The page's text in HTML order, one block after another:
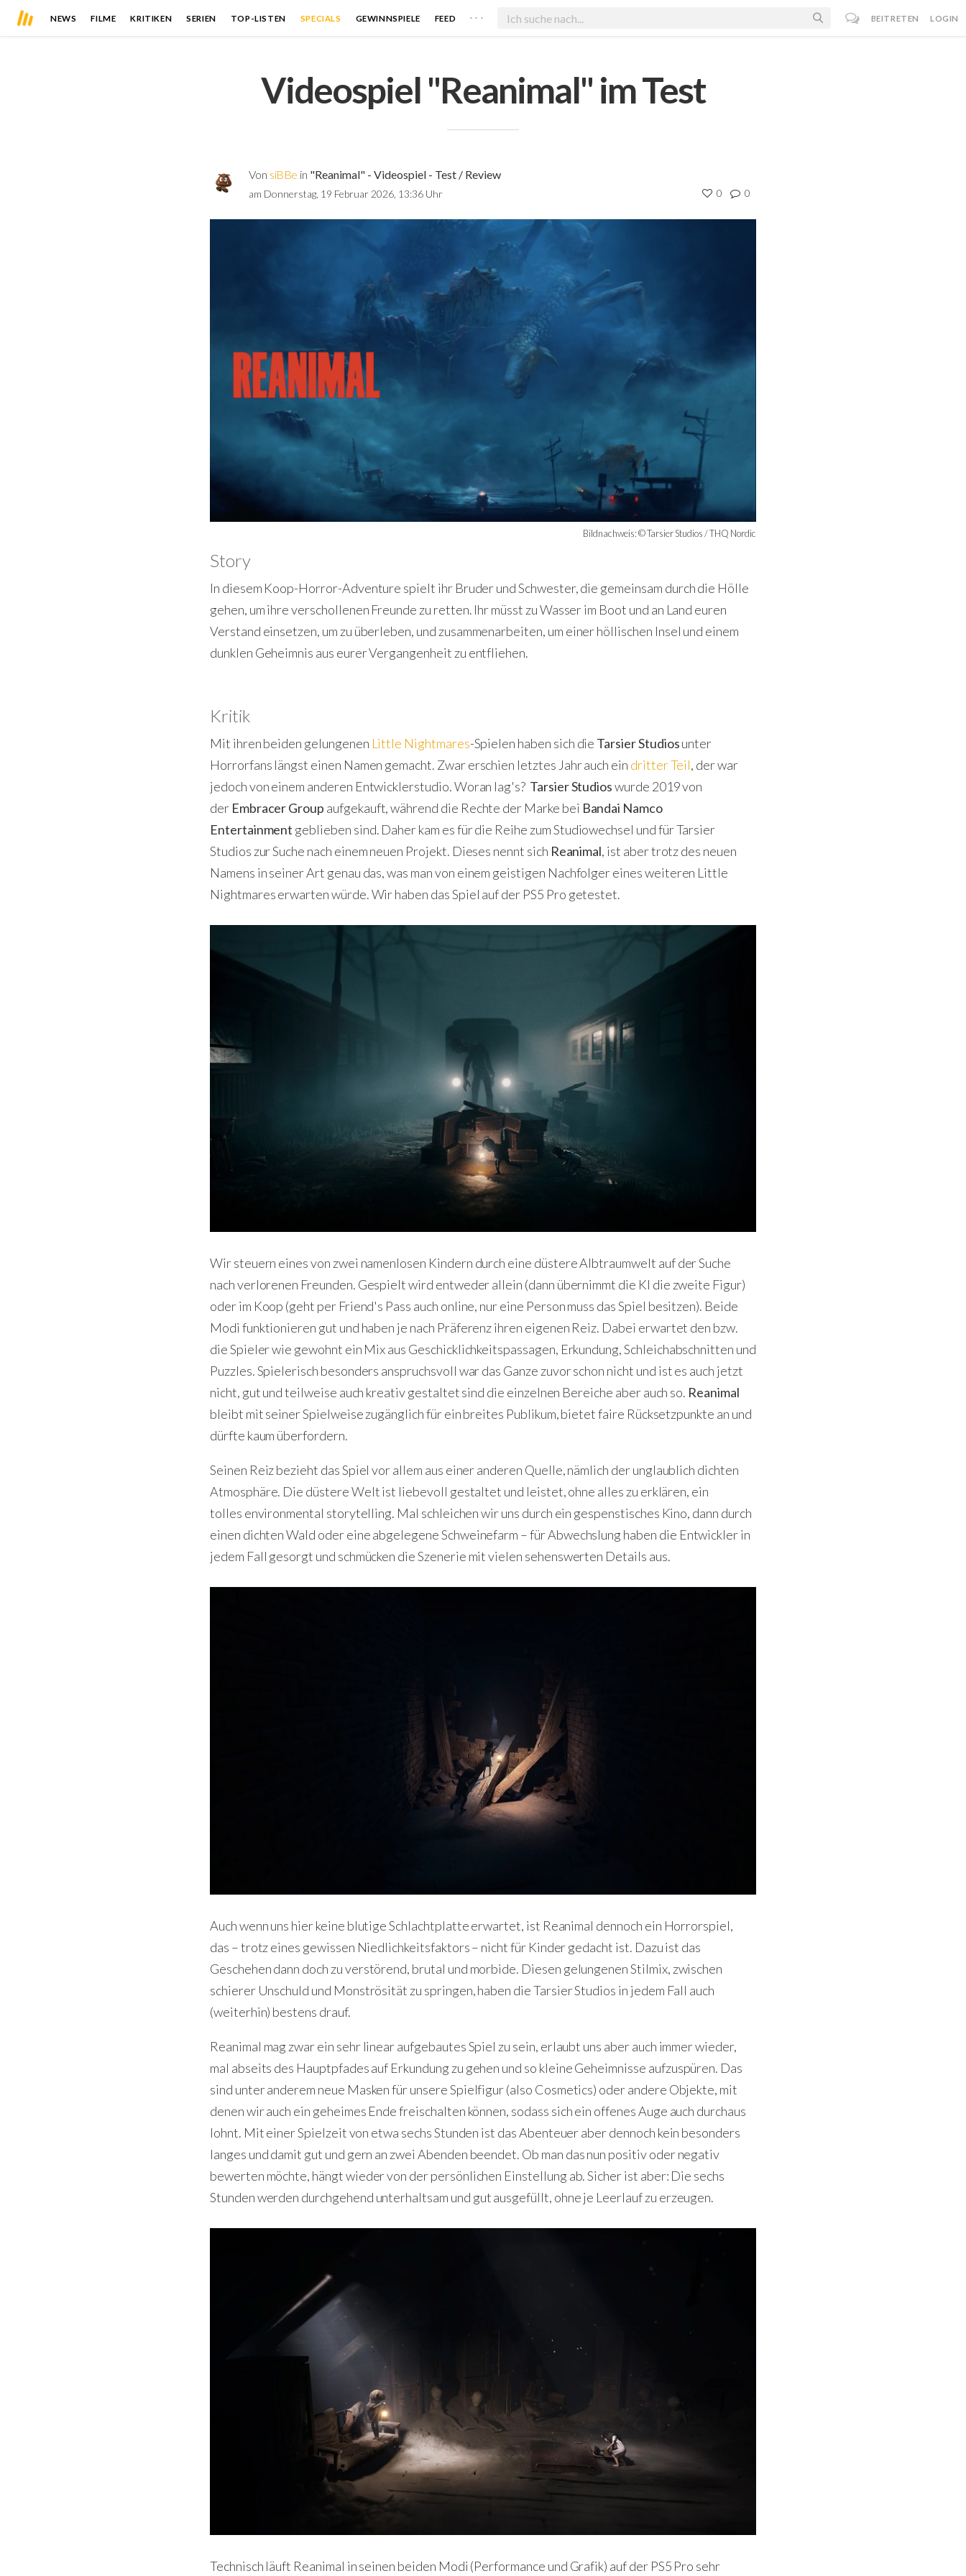
NEWS FILME KRITIKEN SERIEN TOP-LISTEN SPECIALS GEWINNSPIELE FEED . . . BEITRETEN LOGIN
Videospiel "Reanimal" im Test
Von siBBe in "Reanimal" - Videospiel - Test / Review
am Donnerstag, 19 Februar 2026, 13:36 Uhr 0 0
Bildnachweis: © Tarsier Studios / THQ Nordic
Story
In diesem Koop-Horror-Adventure spielt ihr Bruder und Schwester, die gemeinsam durch die Hölle
gehen, um ihre verschollenen Freunde zu retten. Ihr müsst zu Wasser im Boot und an Land euren
Verstand einsetzen, um zu überleben, und zusammenarbeiten, um einer höllischen Insel und einem
dunklen Geheimnis aus eurer Vergangenheit zu entfliehen.
Kritik
Mit ihren beiden gelungenen Little Nightmares-Spielen haben sich die Tarsier Studiosunter
Horrorfans längst einen Namen gemacht. Zwar erschien letztes Jahr auch ein dritter Teil, der war
jedoch von einem anderen Entwicklerstudio. Woran lag's? Tarsier Studioswurde 2019 von
der Embracer Group aufgekauft, während die Rechte der Marke bei Bandai Namco
Entertainment geblieben sind. Daher kam es für die Reihe zum Studiowechsel und für Tarsier
Studios zur Suche nach einem neuen Projekt. Dieses nennt sich Reanimal, ist aber trotz des neuen
Namens in seiner Art genau das, was man von einem geistigen Nachfolger eines weiteren Little
Nightmares erwarten würde. Wir haben das Spiel auf der PS5 Pro getestet.
Wir steuern eines von zwei namenlosen Kindern durch eine düstere Albtraumwelt auf der Suche
nach verlorenen Freunden. Gespielt wird entweder allein (dann übernimmt die KI die zweite Figur)
oder im Koop (geht per Friend's Pass auch online, nur eine Person muss das Spiel besitzen). Beide
Modi funktionieren gut und haben je nach Präferenz ihren eigenen Reiz. Dabei erwartet den bzw.
die Spieler wie gewohnt ein Mix aus Geschicklichkeitspassagen, Erkundung, Schleichabschnitten und
Puzzles. Spielerisch besonders anspruchsvoll war das Ganze zuvor schon nicht und ist es auch jetzt
nicht, gut und teilweise auch kreativ gestaltet sind die einzelnen Bereiche aber auch so. Reanimal
bleibt mit seiner Spielweise zugänglich für ein breites Publikum, bietet faire Rücksetzpunkte an und
dürfte kaum überfordern.
Seinen Reiz bezieht das Spiel vor allem aus einer anderen Quelle, nämlich der unglaublich dichten
Atmosphäre. Die düstere Welt ist liebevoll gestaltet und leistet, ohne alles zu erklären, ein
tolles environmental storytelling. Mal schleichen wir uns durch ein gespenstisches Kino, dann durch
einen dichten Wald oder eine abgelegene Schweinefarm – für Abwechslung haben die Entwickler in
jedem Fall gesorgt und schmücken die Szenerie mit vielen sehenswerten Details aus.
Auch wenn uns hier keine blutige Schlachtplatte erwartet, ist Reanimal dennoch ein Horrorspiel,
das – trotz eines gewissen Niedlichkeitsfaktors – nicht für Kinder gedacht ist. Dazu ist das
Geschehen dann doch zu verstörend, brutal und morbide. Diesen gelungenen Stilmix, zwischen
schierer Unschuld und Monströsität zu springen, haben die Tarsier Studios in jedem Fall auch
(weiterhin) bestens drauf.
Reanimal mag zwar ein sehr linear aufgebautes Spiel zu sein, erlaubt uns aber auch immer wieder,
mal abseits des Hauptpfades auf Erkundung zu gehen und so kleine Geheimnisse aufzuspüren. Das
sind unter anderem neue Masken für unsere Spielfigur (also Cosmetics) oder andere Objekte, mit
denen wir auch ein geheimes Ende freischalten können, sodass sich ein offenes Auge auch durchaus
lohnt. Mit einer Spielzeit von etwa sechs Stunden ist das Abenteuer aber dennoch kein besonders
langes und damit gut und gern an zwei Abenden beendet. Ob man das nun positiv oder negativ
bewerten möchte, hängt wieder von der persönlichen Einstellung ab. Sicher ist aber: Die sechs
Stunden werden durchgehend unterhaltsam und gut ausgefüllt, ohne je Leerlauf zu erzeugen.
Technisch läuft Reanimal in seinen beiden Modi (Performance und Grafik) auf der PS5 Pro sehr